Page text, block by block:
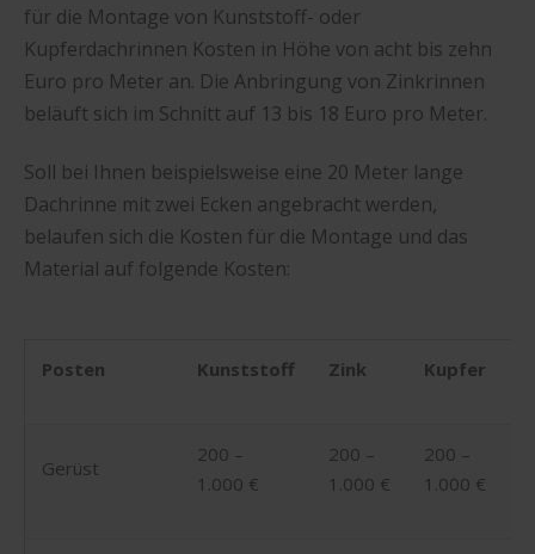
für die Montage von Kunststoff- oder
Kupferdachrinnen Kosten in Höhe von acht bis zehn
Euro pro Meter an. Die Anbringung von Zinkrinnen
beläuft sich im Schnitt auf 13 bis 18 Euro pro Meter.
Soll bei Ihnen beispielsweise eine 20 Meter lange
Dachrinne mit zwei Ecken angebracht werden,
belaufen sich die Kosten für die Montage und das
Material auf folgende Kosten:
Posten Kunststoff Zink Kupfer
Gerüst
200 –
1.000 €
200 –
1.000 €
200 –
1.000 €